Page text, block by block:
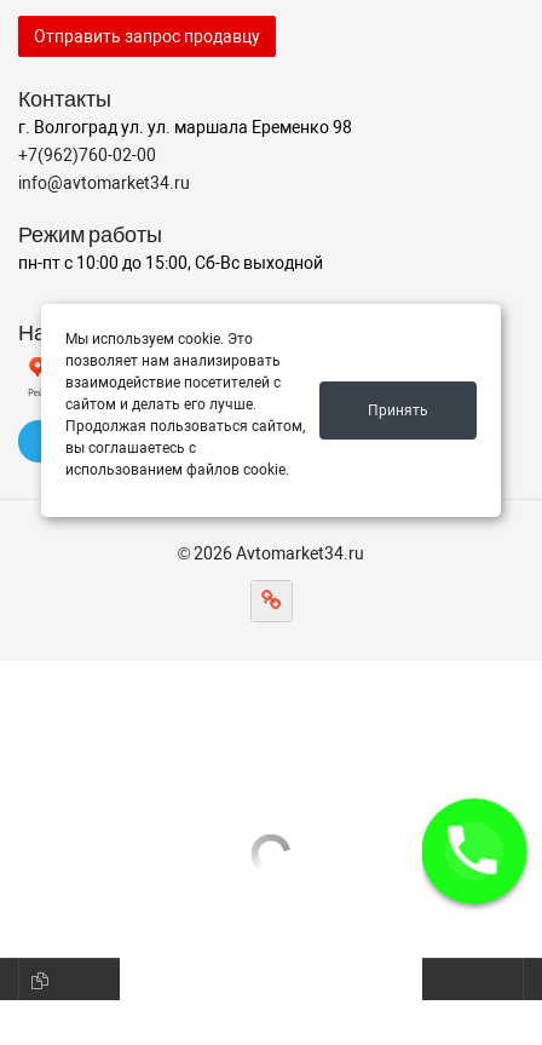
Отправить запрос продавцу
Контакты
г. Волгоград ул. ул. маршала Еременко 98
+7(962)760-02-00
info@avtomarket34.ru
Режим работы
пн-пт с 10:00 до 15:00, Сб-Вс выходной
Наш рейтинг на Яндексе
✍️ Оставить отзыв
© 2026 Avtomarket34.ru
Мы используем cookie. Это
позволяет нам анализировать
взаимодействие посетителей с
сайтом и делать его лучше.
Продолжая пользоваться сайтом,
вы соглашаетесь с
использованием файлов cookie.
Принять